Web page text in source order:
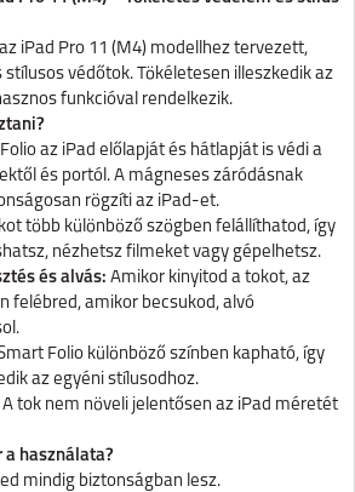
iPad Pro 11 (M4) modellhez tervezett,
védőtok. Tökéletesen illeszkedik az
funkcióval rendelkezik.
az iPad előlapját és hátlapját is védi a
és portól. A mágneses záródásnak
rögzíti az iPad-et.
több különböző szögben felállíthatod, így
nézhetsz filmeket vagy gépelhetsz.
és alvás: Amikor kinyitod a tokot, az
felébred, amikor becsukod, alvó
Folio különböző színben kapható, így
az egyéni stílusodhoz.
A tok nem növeli jelentősen az iPad méretét
használata?
mindig biztonságban lesz.